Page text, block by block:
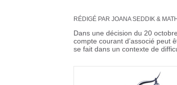
RÉDIGÉ PAR JOANA SEDDIK &
Dans une décision du 20
compte courant d’associé peut
se fait dans un contexte de